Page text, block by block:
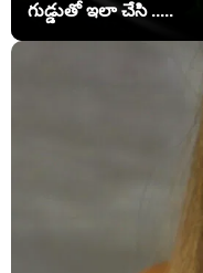
గుడ్డుతో ఇలా చేసి .....